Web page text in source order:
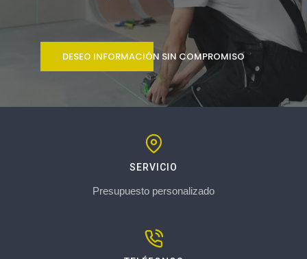
DESEO INFORMACIÓN SIN COMPROMISO
SERVICIO
Presupuesto personalizado